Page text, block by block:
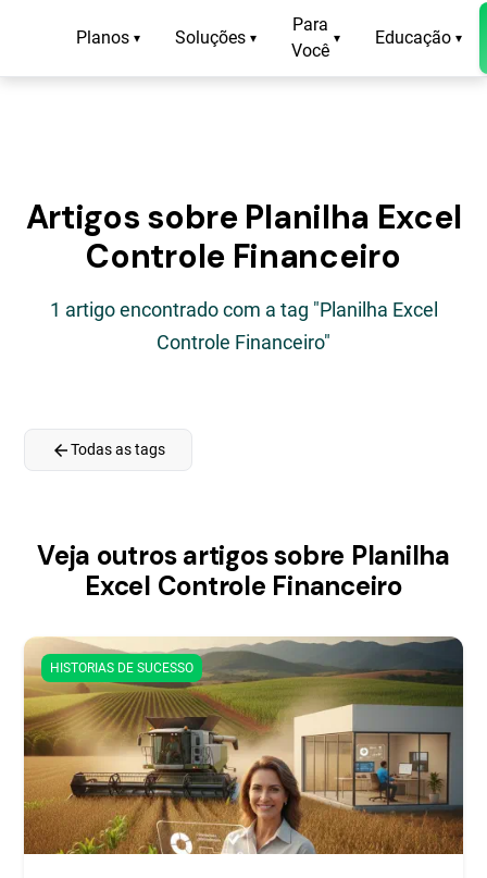
Planos ▾ Soluções ▾
Para
Você
▾ Educação ▾
Artigos sobre Planilha Excel
Controle Financeiro
1 artigo encontrado com a tag "Planilha Excel
Controle Financeiro"
arrow_backTodas as tags
Veja outros artigos sobre Planilha
Excel Controle Financeiro
HISTORIAS DE SUCESSO